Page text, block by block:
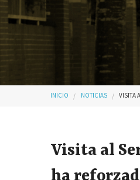
Usted
INICIO NOTICIAS VISITA
Visita al